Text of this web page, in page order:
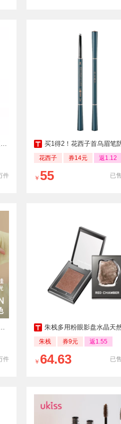
件
买1得2！花西子首乌眉笔防水不
花西子 券14元 返1.12
已
￥ 55
件
朱栈多用粉眼影盘水晶天然单色闪日常
朱栈 券9元 返1.55
已
￥ 64.63